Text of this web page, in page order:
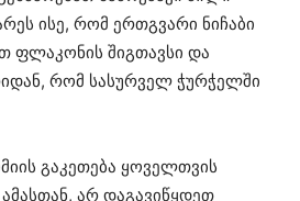
ისე, რომ ერთგვარი ნიჩაბი
ფლაკონის შიგთავსი და
რომ სასურველ ჭურჭელში
გაკეთება ყოველთვის
არ დაგავიწყდეთ